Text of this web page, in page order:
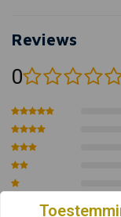
smartphone- en
Verzegelde ritsen
Robuuste rits
Reflecterende
Robuuste
Artikelcode: 35020526
Reviews
0